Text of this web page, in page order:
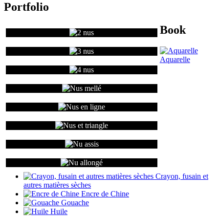
Portfolio
Book
Aquarelle
Crayon, fusain et
autres matières sèches
Encre de Chine
Gouache
Huile